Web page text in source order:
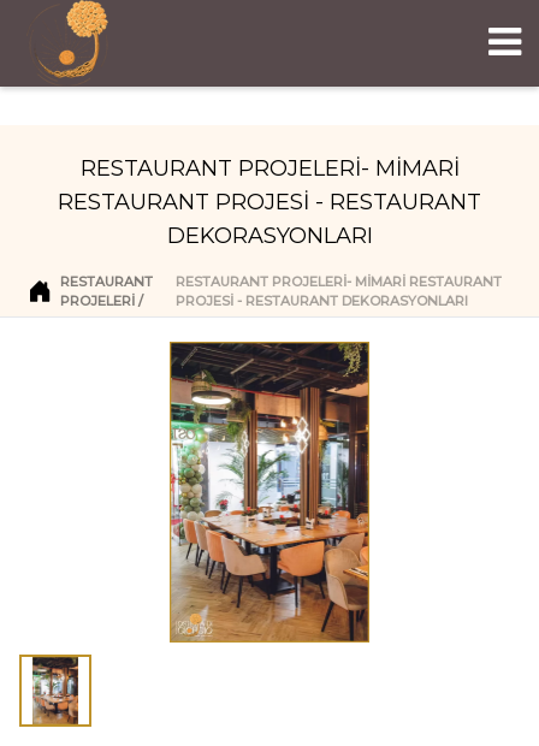
RESTAURANT PROJELERİ- MİMARİ
RESTAURANT PROJESİ - RESTAURANT
DEKORASYONLARI
RESTAURANT
PROJELERI
RESTAURANT PROJELERİ- MİMARİ RESTAURANT
PROJESİ - RESTAURANT DEKORASYONLARI